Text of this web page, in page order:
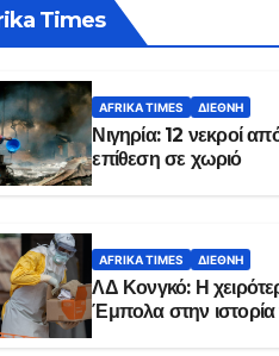
Times
AFRIKA TIMES ΔΙΕΘΝΉ
Νιγηρία: 12 νεκροί
επίθεση σε χωριό
AFRIKA TIMES ΔΙΕΘΝΉ
ΛΔ Κονγκό: Η
Έμπολα στην